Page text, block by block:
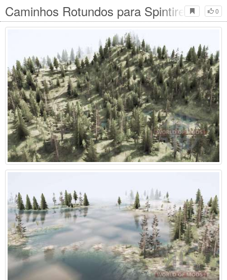
0
Caminhos Rotundos para Spintires